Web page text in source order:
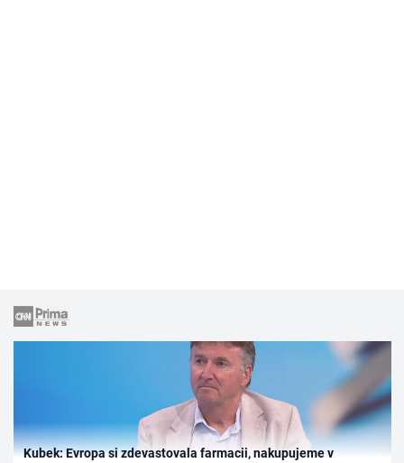
Kubek: Evropa si zdevastovala farmacii, nakupujeme v